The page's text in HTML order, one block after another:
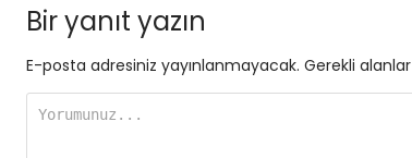
Bir yanıt yazın
E-posta adresiniz yayınlanmayacak. Gerekli alanlar